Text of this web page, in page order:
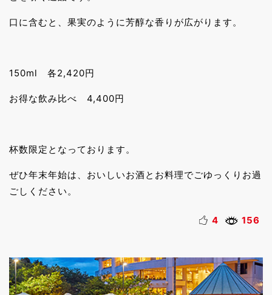
口に含むと、果実のように芳醇な香りが広がります。
150ml 各2,420円
お得な飲み比べ 4,400円
杯数限定となっております。
ぜひ年末年始は、おいしいお酒とお料理でごゆっくりお過
ごしください。
4 156